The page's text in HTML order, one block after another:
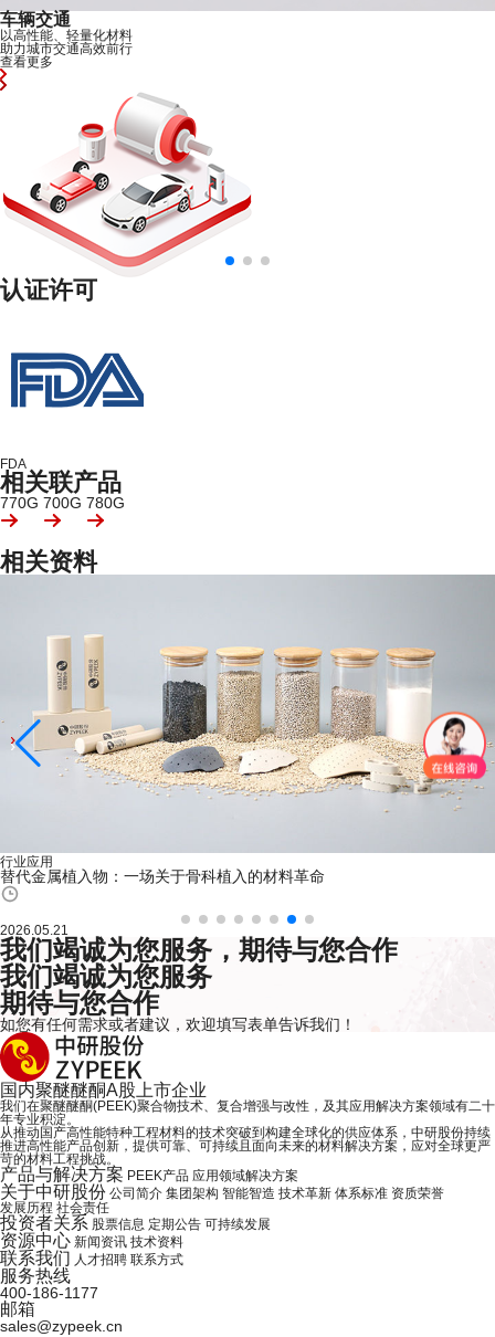
车辆交通
以高性能、轻量化材料
助力城市交通高效前行
查看更多
认证许可
FDA
相关联产品
770G 700G 780G
相关资料
行业应用
替代金属植入物：一场关于骨科植入的材料革命
2026.05.21
我们竭诚为您服务，期待与您合作
我们竭诚为您服务
期待与您合作
如您有任何需求或者建议，欢迎填写表单告诉我们！
国内聚醚醚酮A股上市企业
我们在聚醚醚酮(PEEK)聚合物技术、复合增强与改性，及其应用解决方案领域有二十
年专业积淀。
从推动国产高性能特种工程材料的技术突破到构建全球化的供应体系，中研股份持续
推进高性能产品创新，提供可靠、可持续且面向未来的材料解决方案，应对全球更严
苛的材料工程挑战。
产品与解决方案 PEEK产品 应用领域解决方案
关于中研股份 公司简介 集团架构 智能智造 技术革新 体系标准 资质荣誉
发展历程 社会责任
投资者关系 股票信息 定期公告 可持续发展
资源中心 新闻资讯 技术资料
联系我们 人才招聘 联系方式
服务热线
400-186-1177
邮箱
sales@zypeek.cn